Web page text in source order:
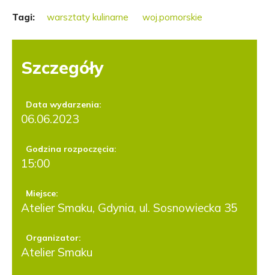
Tagi: warsztaty kulinarne woj.pomorskie
Szczegóły
Data wydarzenia:
06.06.2023
Godzina rozpoczęcia:
15:00
Miejsce:
Atelier Smaku, Gdynia, ul. Sosnowiecka 35
Organizator:
Atelier Smaku